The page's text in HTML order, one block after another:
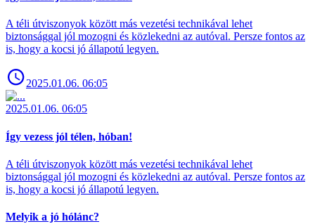
A téli útviszonyok között más vezetési technikával lehet
biztonsággal jól mozogni és közlekedni az autóval. Persze fontos az
is, hogy a kocsi jó állapotú legyen.
2025.01.06. 06:05
2025.01.06. 06:05
Így vezess jól télen, hóban!
A téli útviszonyok között más vezetési technikával lehet
biztonsággal jól mozogni és közlekedni az autóval. Persze fontos az
is, hogy a kocsi jó állapotú legyen.
Melyik a jó hólánc?